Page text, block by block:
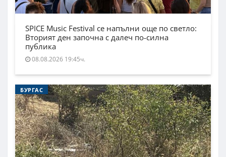
SPICE Music Festival се напълни още по светло:
Вторият ден започна с далеч по-силна
публика
08.08.2026 19:45ч.
БУРГАС